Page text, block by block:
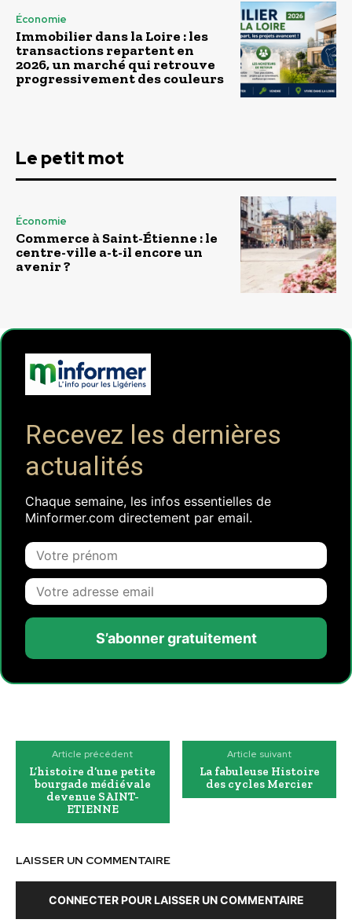
Économie
Immobilier dans la Loire : les
transactions repartent en
2026, un marché qui retrouve
progressivement des couleurs
Le petit mot
Économie
Commerce à Saint-Étienne : le
centre-ville a-t-il encore un
avenir ?
Recevez les dernières
actualités
Chaque semaine, les infos essentielles de
Minformer.com directement par email.
S’abonner gratuitement
Article précédent
L’histoire d’une petite
bourgade médiévale
devenue SAINT-
ETIENNE
Article suivant
La fabuleuse Histoire
des cycles Mercier
LAISSER UN COMMENTAIRE
CONNECTER POUR LAISSER UN COMMENTAIRE